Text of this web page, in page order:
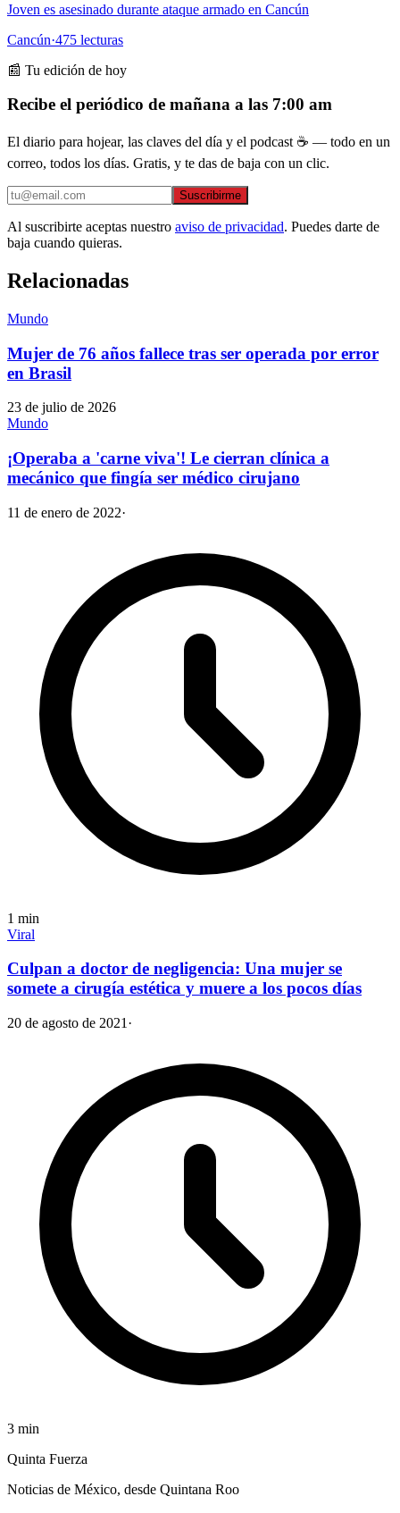
Joven es asesinado durante ataque armado en Cancún
Cancún·475 lecturas
📰 Tu edición de hoy
Recibe el periódico de mañana a las 7:00 am
El diario para hojear, las claves del día y el podcast ☕ — todo en un
correo, todos los días. Gratis, y te das de baja con un clic.
Suscribirme
Al suscribirte aceptas nuestro aviso de privacidad. Puedes darte de
baja cuando quieras.
Relacionadas
Mundo
Mujer de 76 años fallece tras ser operada por error
en Brasil
23 de julio de 2026
Mundo
¡Operaba a 'carne viva'! Le cierran clínica a
mecánico que fingía ser médico cirujano
11 de enero de 2022·
1 min
Viral
Culpan a doctor de negligencia: Una mujer se
somete a cirugía estética y muere a los pocos días
20 de agosto de 2021 ·
3 min
Quinta Fuerza
Noticias de México, desde Quintana Roo